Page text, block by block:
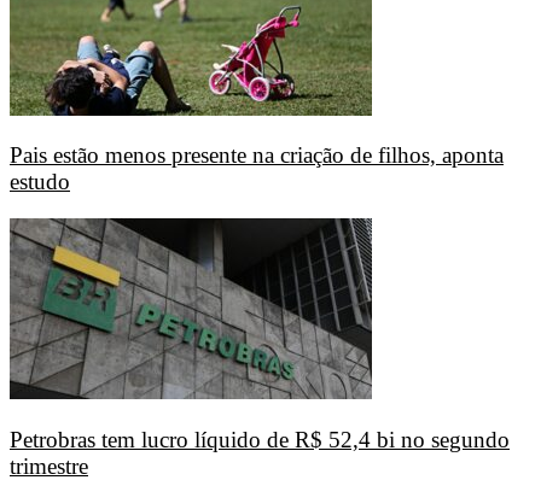
Pais estão menos presente na criação de filhos, aponta
estudo
Petrobras tem lucro líquido de R$ 52,4 bi no segundo
trimestre